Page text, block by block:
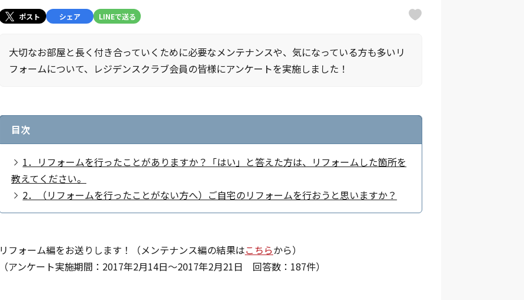
ポスト シェア LINEで送る
大切なお部屋と長く付き合っていくために必要なメンテナンスや、気になっている方も多いリ
フォームについて、レジデンスクラブ会員の皆様にアンケートを実施しました！
目次
1．リフォームを行ったことがありますか？「はい」と答えた方は、リフォームした箇所を
教えてください。
2．（リフォームを行ったことがない方へ）ご自宅のリフォームを行おうと思いますか？
リフォーム編をお送りします！（メンテナンス編の結果はこちらから）
（アンケート実施期間：2017年2月14日～2017年2月21日 回答数：187件）